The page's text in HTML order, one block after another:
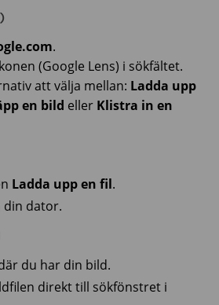
.
(Google Lens) i sökfältet.
att välja mellan: Ladda upp
en bild eller Klistra in en
Ladda upp en fil.
din dator.
du har din bild.
direkt till sökfönstret i